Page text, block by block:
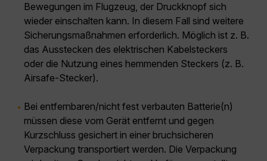
Bewegungen im Flugzeug, der Druckknopf sich
wieder einschalten kann. In diesem Fall sind weitere
Sicherungsmaßnahmen erforderlich. Möglich ist z. B.
das Ausstecken des elektrischen Kabelsteckers
oder die Nutzung eines hemmenden Steckers (z. B.
Airsafe-Stecker).
Bei entfernbaren/nicht fest verbauten Batterie(n)
müssen diese vom Gerät entfernt und gegen
Kurzschluss gesichert in einer bruchsicheren
Verpackung transportiert werden. Die Verpackung